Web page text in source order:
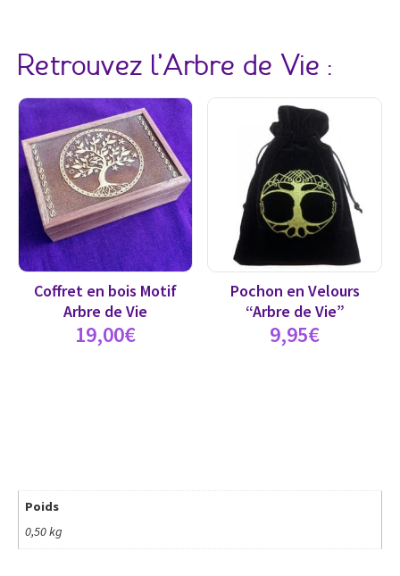
Retrouvez l’Arbre de Vie :
Coffret en bois Motif
Arbre de Vie
19,00€
Pochon en Velours
“Arbre de Vie”
9,95€
Poids
0,50 kg